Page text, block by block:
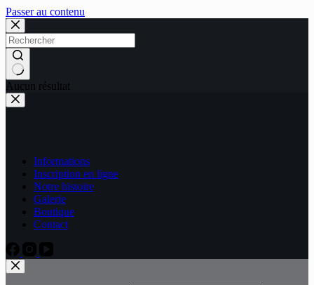
Passer au contenu
Aucun résultat
Informations
Inscription en ligne
Notre histoire
Galerie
Boutique
Contact